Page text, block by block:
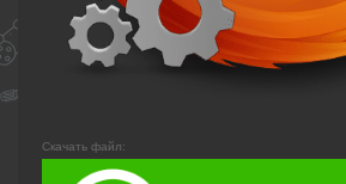
Скачать файл: